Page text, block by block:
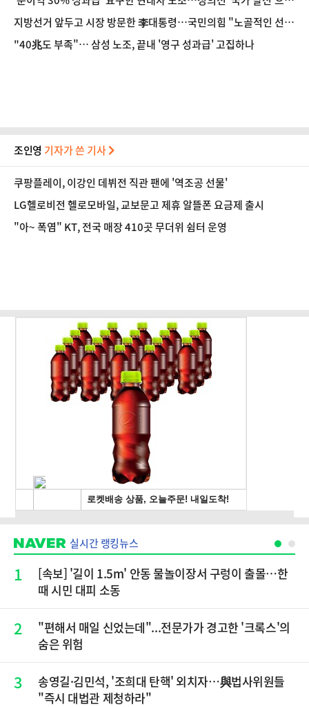
답했다 [인터뷰]
지방선거 앞두고 시장 방문한 李대통령…국민의힘 "노골적인 선거
운동"
"40兆도 부족"… 삼성 노조, 끝내 '영구 성과급' 고집하나
조인영 기자가 쓴 기사
쿠팡플레이, 이강인 데뷔전 직관 팬에 '역조공 선물'
LG헬로비전 헬로모바일, 교보문고 제휴 알뜰폰 요금제 출시
"아~ 폭염" KT, 전국 매장 410곳 무더위 쉼터 운영
실시간 랭킹뉴스
1
[속보] '길이 1.5m' 안동 물놀이장서 구렁이 출몰…한
때 시민 대피 소동
2
"편해서 매일 신었는데"...전문가가 경고한 '크록스'의
숨은 위험
3
송영길·김민석, '조희대 탄핵' 외치자…與법사위원들
"즉시 대법관 제청하라"